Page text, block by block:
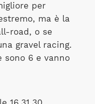
per
ma è la
road, o se
gravel racing.
sono 6 e vanno